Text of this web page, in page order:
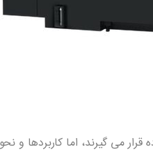
می گیرند، اما کاربردها و